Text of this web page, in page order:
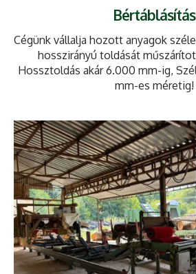
Bértáblásítás
Cégünk vállalja hozott anyagok
hosszirányú toldását
Hossztoldás akár 6.000 mm-ig,
mm-es méretig!